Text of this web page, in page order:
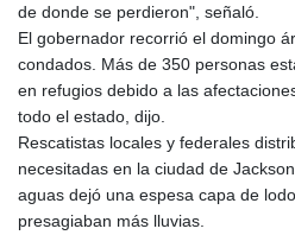
de donde se perdieron", señaló.
El gobernador recorrió el domingo
condados. Más de 350 personas
en refugios debido a las
todo el estado, dijo.
Rescatistas locales y federales
necesitadas en la ciudad de
aguas dejó una espesa capa de
presagiaban más lluvias.